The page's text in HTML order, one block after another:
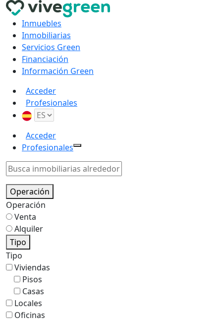
Inmuebles
Inmobiliarias
Servicios Green
Financiación
Información Green
Acceder
Profesionales
Acceder
Profesionales
Operación
Operación
Venta
Alquiler
Tipo
Tipo
Viviendas
Pisos
Casas
Locales
Oficinas